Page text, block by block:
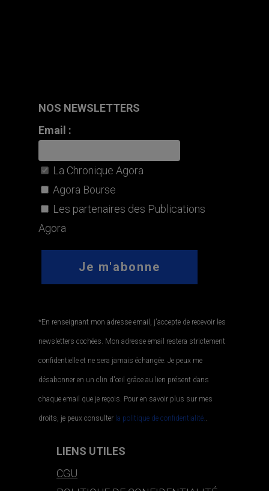
NOS NEWSLETTERS
Email :
La Chronique Agora
Agora Bourse
Les partenaires des Publications
Agora
*En renseignant mon adresse email, j'accepte de recevoir les
newsletters cochées. Mon adresse email restera strictement
confidentielle et ne sera jamais échangée. Je peux me
désabonner en un clin d'œil grâce au lien présent dans
chaque email que je reçois. Pour en savoir plus sur mes
droits, je peux consulter la politique de confidentialité..
LIENS UTILES
CGU